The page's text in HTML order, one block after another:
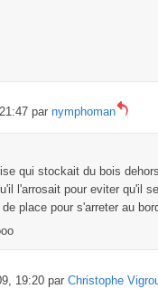
par nymphoman
qui stockait du bois
l'arrosait pour eviter qu'il
place pour s'arreter au
19:20 par Christophe